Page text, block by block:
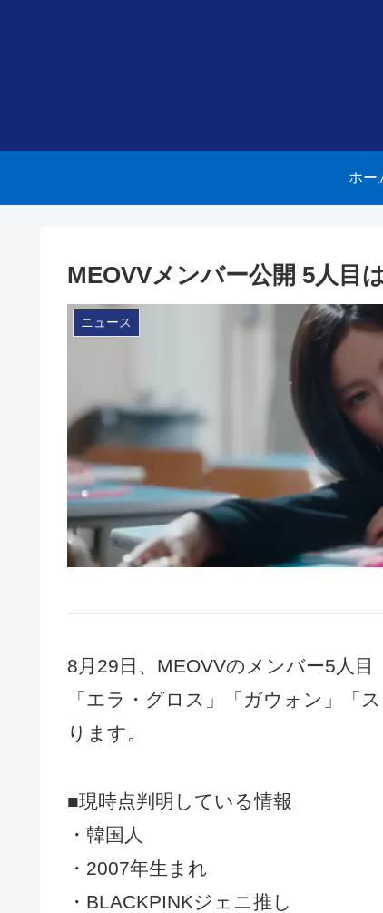
ホー
MEOVVメンバー公開 5人目
ニュース
8月29日、MEOVVのメンバー5人目
「エラ・グロス」「ガウォン」「
ります。
■現時点判明している情報
・韓国人
・2007年生まれ
・BLACKPINKジェニ推し